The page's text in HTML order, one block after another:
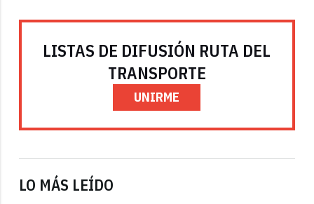
LISTAS DE DIFUSIÓN RUTA DEL
TRANSPORTE
UNIRME
LO MÁS LEÍDO